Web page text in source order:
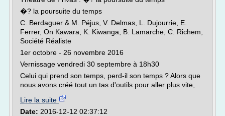
�? la poursuite du temps
C. Berdaguer & M. Péjus, V. Delmas, L. Dujourrie, E.
Ferrer, On Kawara, K. Kiwanga, B. Lamarche, C. Richem,
Société Réaliste
1er octobre - 26 novembre 2016
Vernissage vendredi 30 septembre à 18h30
Celui qui prend son temps, perd-il son temps ? Alors que
nous avons créé tout un tas d'outils pour aller plus vite,...
Lire la suite
Date: 2016-12-12 02:37:12